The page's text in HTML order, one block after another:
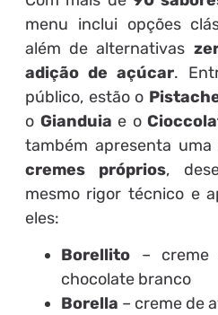
menu inclui opções
além de alternativas
adição de açúcar.
público, estão o
o Gianduia e o
também apresenta
cremes próprios,
mesmo rigor técnico e
eles:
Borellito– creme
chocolate branco
Borella – creme de